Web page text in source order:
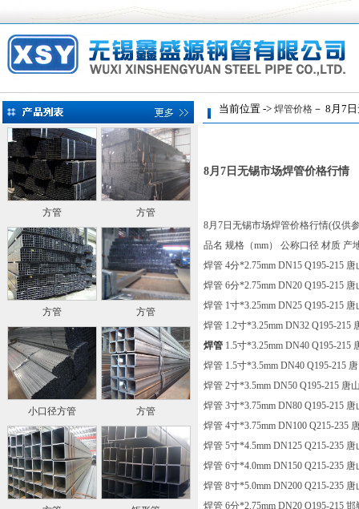
方管 方管
方管 方管
小口径方管 方管
当前位置 -> 焊管价格 － 8月7
8月7日无锡市场焊管价格行情
8月7日无锡市场焊管价格行情(仅供
品名 规格（mm） 公称口径 材质 产
焊管 4分*2.75mm DN15 Q195-215
焊管 6分*2.75mm DN20 Q195-215
焊管 1寸*3.25mm DN25 Q195-215
焊管 1.2寸*3.25mm DN32 Q195-215
焊管 1.5寸*3.25mm DN40 Q195-215
焊管 1.5寸*3.5mm DN40 Q195-215
焊管 2寸*3.5mm DN50 Q195-215 唐
焊管 3寸*3.75mm DN80 Q195-215
焊管 4寸*3.75mm DN100 Q215-235
焊管 5寸*4.5mm DN125 Q215-235
焊管 6寸*4.0mm DN150 Q215-235
焊管 8寸*5.0mm DN200 Q215-235
焊管 6分*2.75mm DN20 Q195-215